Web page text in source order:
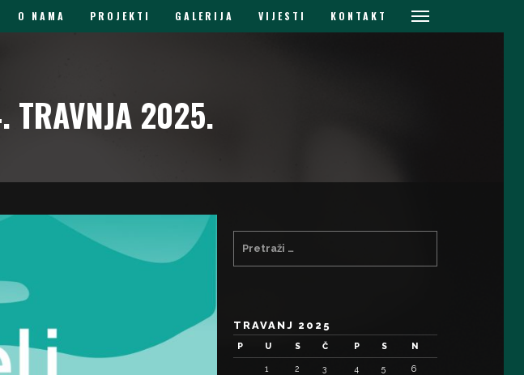
O NAMA PROJEKTI GALERIJA VIJESTI KONTAKT
TRAVNJA 2025.
TRAVANJ 2025
P U S Č P S N
1 2 3 4 5 6